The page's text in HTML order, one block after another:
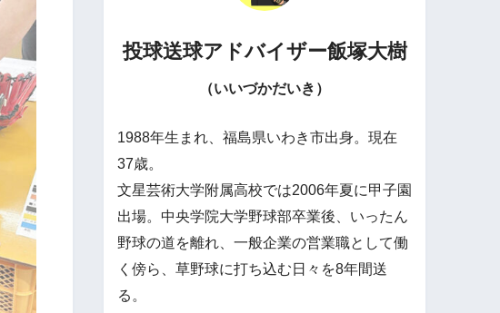
投球送球アドバイザー飯塚大樹
（いいづかだいき）
1988年生まれ、福島県いわき市出身。現在
37歳。
文星芸術大学附属高校では2006年夏に甲子園
出場。中央学院大学野球部卒業後、いったん
野球の道を離れ、一般企業の営業職として働
く傍ら、草野球に打ち込む日々を8年間送
る。